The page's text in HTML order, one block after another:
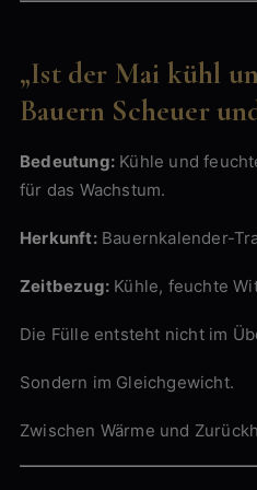
„Ist der Mai kühl
Bauern Scheuer
Bedeutung: Kühle und
für das Wachstum.
Herkunft:Bauernkalender-
Zeitbezug: Kühle, feuchte
Die Fülle entsteht nicht im
Sondern im Gleichgewicht.
Zwischen Wärme und